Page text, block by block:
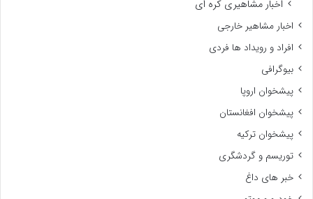
اخبار مشاهیری کره ای
اخبار مشاهیر خارجی
افراد و رویداد ها فردی
بیوگرافی
پیشخوان اروپا
پیشخوان افغانستان
پیشخوان ترکیه
توریسم و گردشگری
خبر های داغ